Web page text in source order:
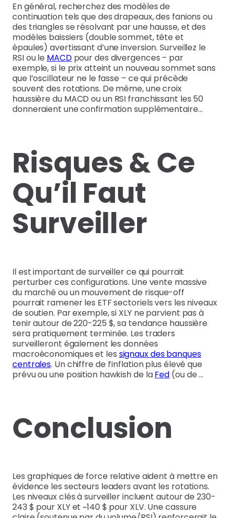
En général, recherchez des modèles de
continuation tels que des drapeaux, des fanions ou
des triangles se résolvant par une hausse, et des
modèles baissiers (double sommet, tête et
épaules) avertissant d’une inversion. Surveillez le
RSI ou le MACDpour des divergences – par
exemple, si le prix atteint un nouveau sommet sans
que l’oscillateur ne le fasse – ce qui précède
souvent des rotations. De même, une croix
haussière du MACD ou un RSI franchissant les 50
donneraient une confirmation supplémentaire…
Risques & Ce
Qu’il Faut
Surveiller
Il est important de surveiller ce qui pourrait
perturber ces configurations. Une vente massive
du marché ou un mouvement de risque-off
pourrait ramener les ETF sectoriels vers les niveaux
de soutien. Par exemple, si XLY ne parvient pas à
tenir autour de 220-225 $, sa tendance haussière
sera pratiquement terminée. Les traders
surveilleront également les données
macroéconomiques et les signaux des banques
centrales. Un chiffre de l’inflation plus élevé que
prévu ou une position hawkish de laFed (ou de …
Conclusion
Les graphiques de force relative aident à mettre en
évidence les secteurs leaders avant les rotations.
Les niveaux clés à surveiller incluent autour de 230-
243 $ pour XLY et ~140 $ pour XLV. Une cassure